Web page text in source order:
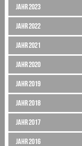
Jahr 2023
Jahr 2022
Jahr 2021
Jahr 2020
Jahr 2019
Jahr 2018
Jahr 2017
Jahr 2016